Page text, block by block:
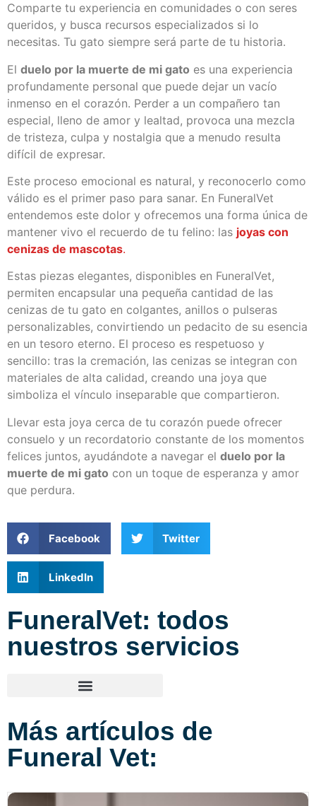
Comparte tu experiencia en comunidades o con seres
queridos, y busca recursos especializados si lo
necesitas. Tu gato siempre será parte de tu historia.
El duelo por la muerte de mi gato es una experiencia
profundamente personal que puede dejar un vacío
inmenso en el corazón. Perder a un compañero tan
especial, lleno de amor y lealtad, provoca una mezcla
de tristeza, culpa y nostalgia que a menudo resulta
difícil de expresar.
Este proceso emocional es natural, y reconocerlo como
válido es el primer paso para sanar. En FuneralVet
entendemos este dolor y ofrecemos una forma única de
mantener vivo el recuerdo de tu felino: las joyas con
cenizas de mascotas.
Estas piezas elegantes, disponibles en FuneralVet,
permiten encapsular una pequeña cantidad de las
cenizas de tu gato en colgantes, anillos o pulseras
personalizables, convirtiendo un pedacito de su esencia
en un tesoro eterno. El proceso es respetuoso y
sencillo: tras la cremación, las cenizas se integran con
materiales de alta calidad, creando una joya que
simboliza el vínculo inseparable que compartieron.
Llevar esta joya cerca de tu corazón puede ofrecer
consuelo y un recordatorio constante de los momentos
felices juntos, ayudándote a navegar el duelo por la
muerte de mi gato con un toque de esperanza y amor
que perdura.
Facebook Twitter
LinkedIn
FuneralVet: todos
nuestros servicios
Más artículos de
Funeral Vet: